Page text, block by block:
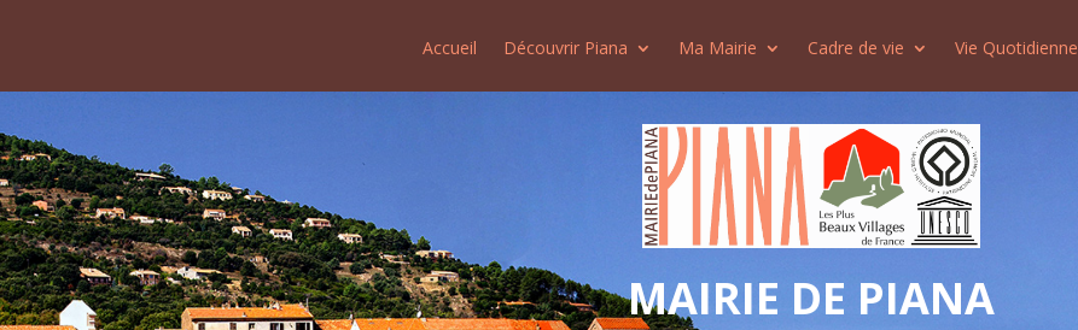
Accueil Découvrir Piana Ma Mairie Cadre de vie Vie Quotidienne
MAIRIE DE PIANA